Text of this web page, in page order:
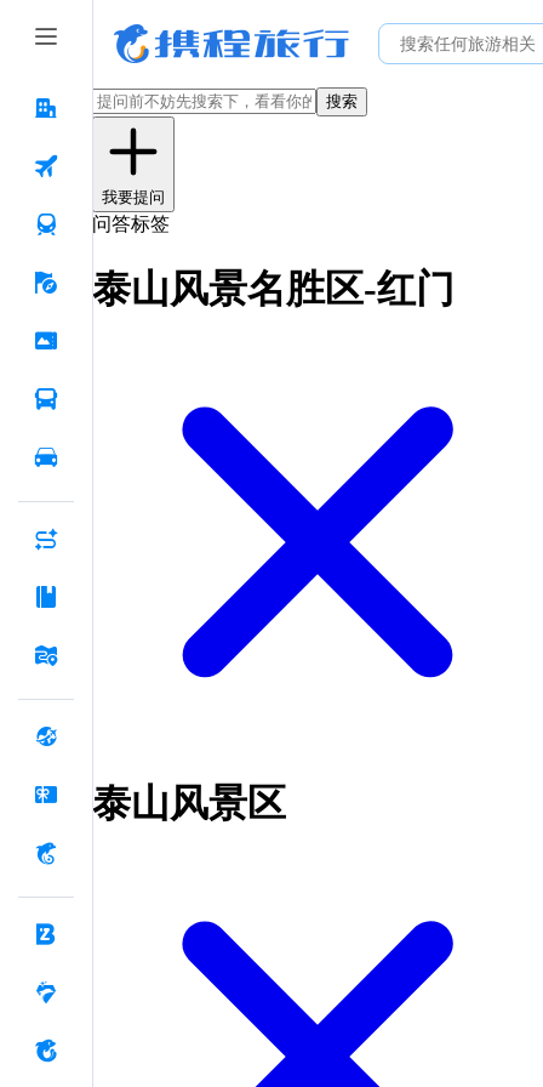
搜索
我要提问
问答标签
泰山风景名胜区-红门
泰山风景区